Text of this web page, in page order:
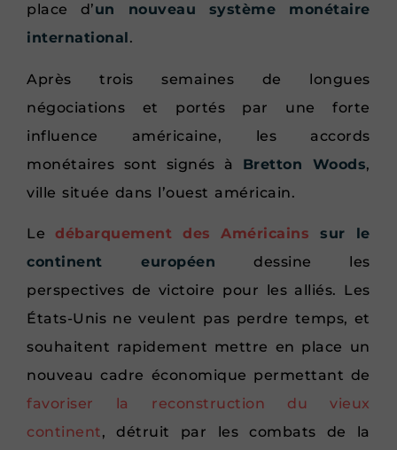
place d’un nouveau système monétaire
international .
Après trois semaines de longues
négociations et portés par une forte
influence américaine, les accords
monétaires sont signés à Bretton Woods,
ville située dans l’ouest américain.
Ledébarquement des Américains sur le
continent européen dessine les
perspectives de victoire pour les alliés. Les
États-Unis ne veulent pas perdre temps, et
souhaitent rapidement mettre en place un
nouveau cadre économique permettant de
favoriser la reconstruction du vieux
continent, détruit par les combats de la